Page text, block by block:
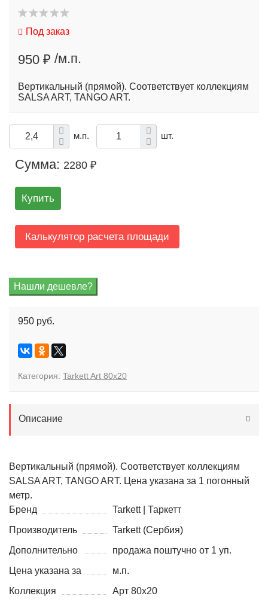
Под заказ
950 ₽ /м.п.
Вертикальный (прямой). Соответствует коллекциям
SALSA ART, TANGO ART.
м.п. шт.
Сумма: 2280 ₽
Купить
Калькулятор расчета площади
950 руб.
Категория: Tarkett Art 80x20
Описание
Вертикальный (прямой). Соответствует коллекциям
SALSA ART, TANGO ART. Цена указана за 1 погонный
метр.
Бренд
Tarkett | Таркетт
Производитель
Tarkett (Сербия)
Дополнительно
продажа поштучно от 1 уп.
Цена указана за
м.п.
Коллекция
Арт 80x20